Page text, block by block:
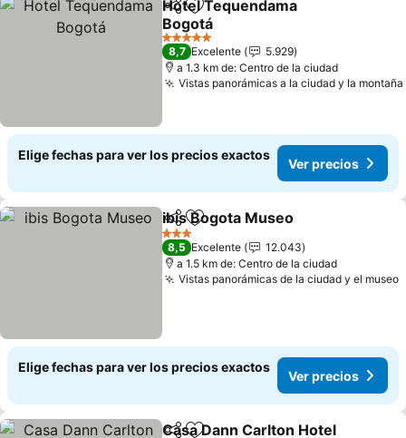
CompartirAgregar a favoritos
Hotel Tequendama
Bogotá
Ver precios
5 Estrellas
8,7 Excelente
5.929
a 1.3 km de: Centro de la ciudad
Vistas panorámicas a la ciudad y la montaña
Elige fechas para ver los precios exactos
Ver precios
CompartirAgregar a favoritos
ibis Bogota Museo
3 Estrellas
8,5 Excelente
12.043
a 1.5 km de: Centro de la ciudad
Vistas panorámicas de la ciudad y el museo
Elige fechas para ver los precios exactos
Ver precios
Casa Dann Carlton Hotel